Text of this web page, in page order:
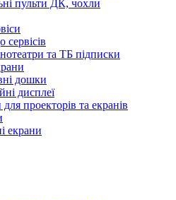
пульти ДК, чохли
сервісів
та ТБ підписки
дошки
дисплеї
проекторів та екранів
екрани